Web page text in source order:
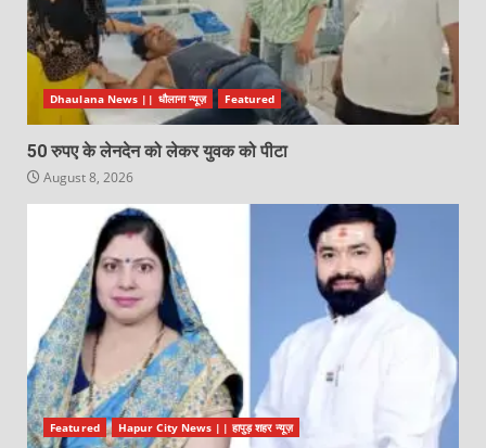
Dhaulana News || धौलाना न्यूज़ Featured
50 रुपए के लेनदेन को लेकर युवक को पीटा
August 8, 2026
Featured Hapur City News || हापुड़ शहर न्यूज़